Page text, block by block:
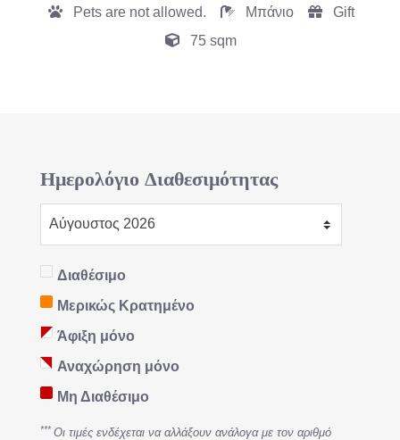
Pets are not allowed. Μπάνιο
Gift
75 sqm
Ημερολόγιο Διαθεσιμότητας
Διαθέσιμο
Μερικώς Κρατημένο
Άφιξη μόνο
Αναχώρηση μόνο
Μη Διαθέσιμο
*** Οι τιμές ενδέχεται να αλλάξουν ανάλογα με τον αριθμό